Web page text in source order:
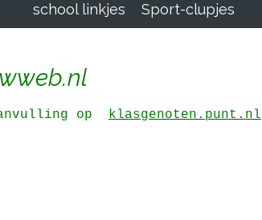
school linkjes Sport-clupjes
op klasgenoten.punt.nl